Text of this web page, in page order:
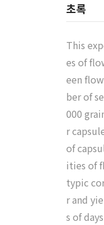
초록
This
es of
een
ber of
000
r
of
ities of
typic
r and
s of